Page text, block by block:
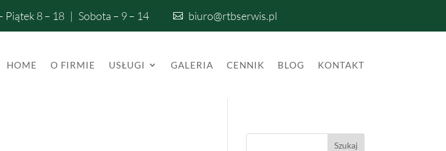
Piątek 8 – 18 | Sobota – 9 – 14  biuro@rtbserwis.pl
HOME O FIRMIE USŁUGI GALERIA CENNIK BLOG KONTAKT